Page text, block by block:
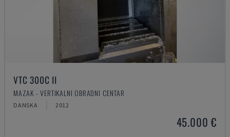
VTC 300C II
MAZAK - VERTIKALNI OBRADNI CENTAR
DANSKA 2012
45.000 €